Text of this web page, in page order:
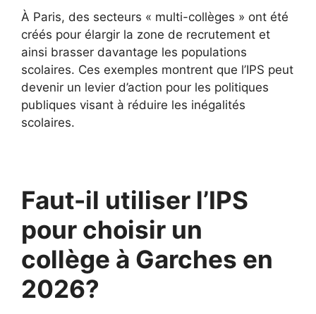
À Paris, des secteurs « multi-collèges » ont été
créés pour élargir la zone de recrutement et
ainsi brasser davantage les populations
scolaires. Ces exemples montrent que l’IPS peut
devenir un levier d’action pour les politiques
publiques visant à réduire les inégalités
scolaires.
Faut-il utiliser l’IPS
pour choisir un
collège à Garches en
2026?